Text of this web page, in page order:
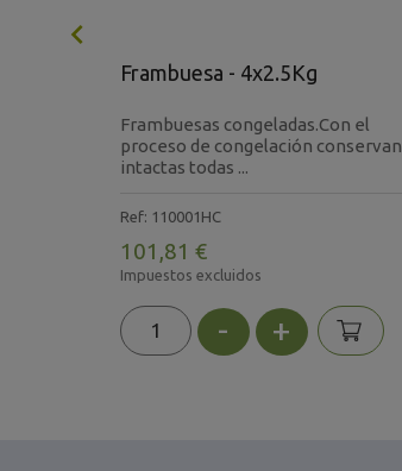

Frambuesa - 4x2.5Kg
Frambuesas congeladas.Con el
proceso de congelación conservan
intactas todas ...
Ref: 110001HC
101,81 €
Impuestos excluidos
- +